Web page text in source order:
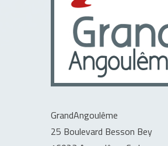
GrandAngoulême
25 Boulevard Besson Bey